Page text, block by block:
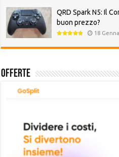
QRD Spark N5: Il
buon prezzo?
18
Offerte